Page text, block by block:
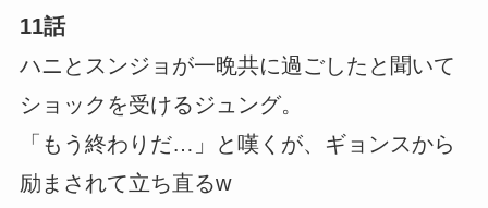
11話
ハニとスンジョが一晩共に過ごしたと聞いて
ショックを受けるジュング。
「もう終わりだ…」と嘆くが、ギョンスから
励まされて立ち直るw